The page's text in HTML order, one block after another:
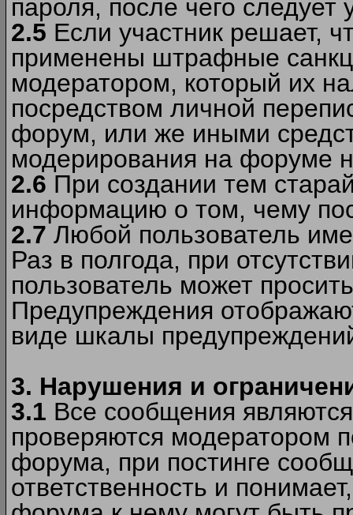
пароля, после чего следует
2.5 Если участник решает,
применены штрафные
модератором, который их
посредством личной
форум, или же иными
модерирования на форуме
2.6 При создании тем
информацию о том, чему
2.7 Любой пользователь
Раз в полгода, при
пользователь может
Предупреждения
виде шкалы
3. Нарушения и
3.1 Все сообщения
проверяются модератором
форума, при постинге
ответственность и